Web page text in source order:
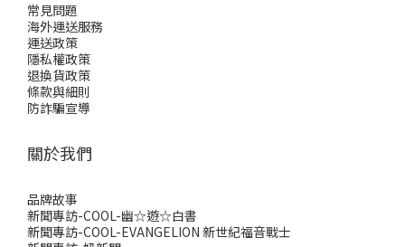
常見問題
海外運送服務
運送政策
隱私權政策
退換貨政策
條款與細則
防詐騙宣導
關於我們
品牌故事
新聞專訪-COOL-幽☆遊☆白書
新聞專訪-COOL-EVANGELION 新世紀福音戰士